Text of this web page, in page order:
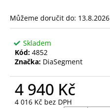
Můžeme doručit do: 13.8.2026
Skladem
Kód: 4852
Značka: DiaSegment
4 940 Kč
4 016 Kč bez DPH
p
o
u
u
j
e
m